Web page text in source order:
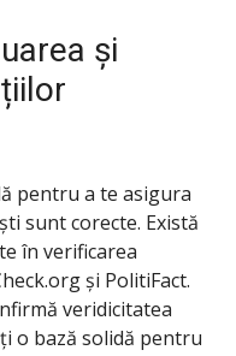
și
pentru a te asigura
sunt corecte. Există
în verificarea
și PolitiFact.
veridicitatea
o bază solidă pentru